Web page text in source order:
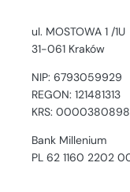
ul. MOSTOWA 1 /1U
31-061 Kraków
NIP: 6793059929
REGON: 121481313
KRS: 0000380898
Bank Millenium
PL 62 1160 2202